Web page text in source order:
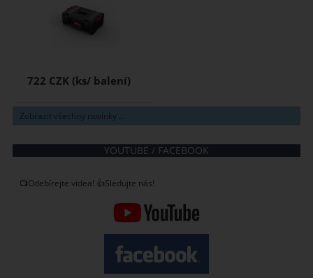
722 CZK
Zobrazit všechny novinky ...
YOUTUBE / FACEBOOK
📺Odebírejte videa! 👍Sledujte nás!